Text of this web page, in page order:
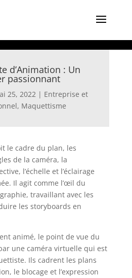
d’Animation : Un
passionnant
25, 2022| Entreprise et
, Maquettisme
le cadre du plan, les
de la caméra, la
l’échelle et l’éclairage
Il agit comme l’œil du
travaillant avec les
les storyboards en
animé, le point de vue du
une caméra virtuelle qui est
Ils cadrent les plans
le blocage et l’expression